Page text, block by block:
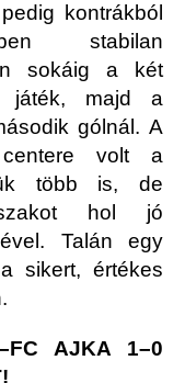
kontrákból
stabilan
sokáig a két
játék, majd a
gólnál. A
volt a
több is, de
hol jó
Talán egy
sikert, értékes
AJKA 1–0